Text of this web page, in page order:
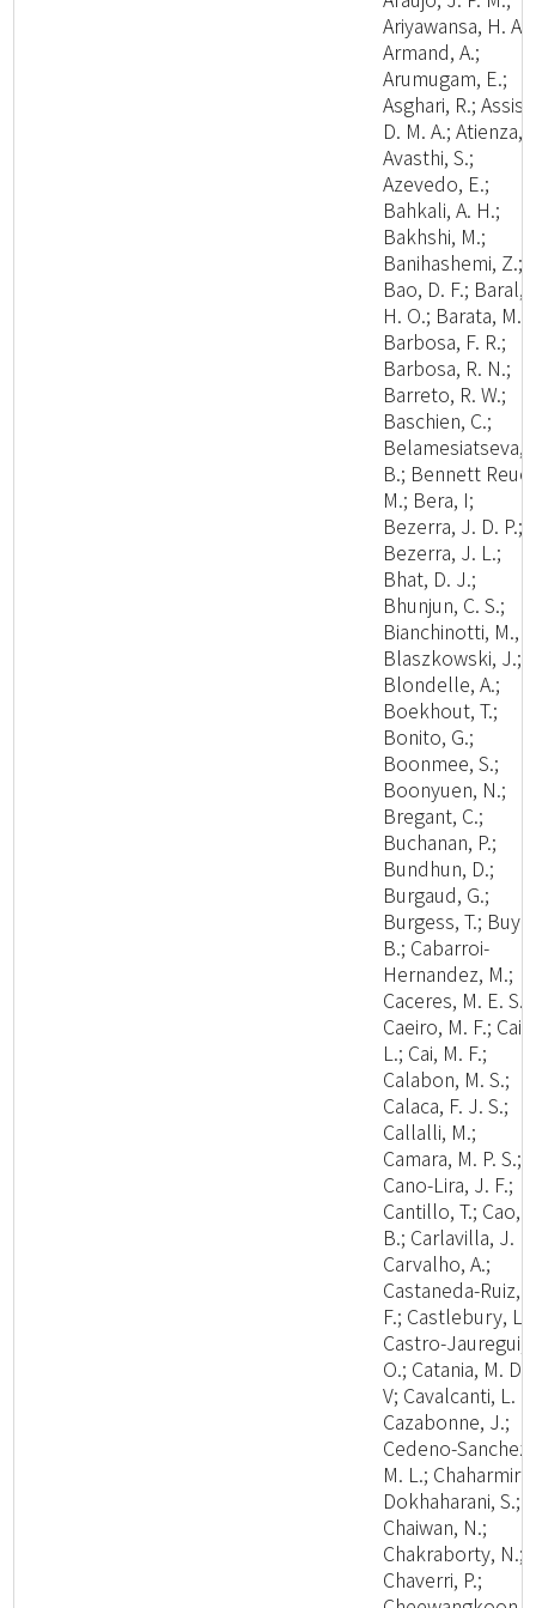
Ariyawansa, H. A.;
Armand, A.;
Arumugam, E.;
Asghari, R.; Assis,
D. M. A.; Atienza,
Avasthi, S.;
Azevedo, E.;
Bahkali, A. H.;
Bakhshi, M.;
Banihashemi, Z.;
Bao, D. F.; Baral,
H. O.; Barata, M.;
Barbosa, F. R.;
Barbosa, R. N.;
Barreto, R. W.;
Baschien, C.;
Belamesiatseva,
B.; Bennett
M.; Bera, I;
Bezerra, J. D. P.;
Bezerra, J. L.;
Bhat, D. J.;
Bhunjun, C. S.;
Bianchinotti, M.,
Blaszkowski, J.;
Blondelle, A.;
Boekhout, T.;
Bonito, G.;
Boonmee, S.;
Boonyuen, N.;
Bregant, C.;
Buchanan, P.;
Bundhun, D.;
Burgaud, G.;
Burgess, T.;
B.; Cabarroi-
Hernandez, M.;
Caceres, M. E. S.;
Caeiro, M. F.; Cai,
L.; Cai, M. F.;
Calabon, M. S.;
Calaca, F. J. S.;
Callalli, M.;
Camara, M. P. S.;
Cano-Lira, J. F.;
Cantillo, T.; Cao,
B.; Carlavilla, J.
Carvalho, A.;
Castaneda-Ruiz,
F.; Castlebury, L.;
Castro-Jauregui,
O.; Catania, M. D.,
V; Cavalcanti, L.
Cazabonne, J.;
Cedeno-Sanchez,
M. L.; Chaharmiri-
Dokhaharani, S.;
Chaiwan, N.;
Chakraborty, N.;
Chaverri, P.;